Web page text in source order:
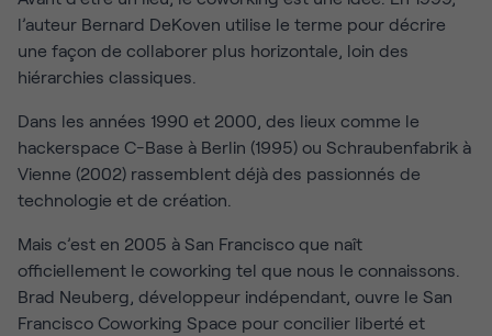
l’auteur Bernard DeKoven utilise le terme pour décrire
une façon de collaborer plus horizontale, loin des
hiérarchies classiques.
Dans les années 1990 et 2000, des lieux comme le
hackerspace C-Base à Berlin (1995) ou Schraubenfabrik à
Vienne (2002) rassemblent déjà des passionnés de
technologie et de création.
Mais c’est en 2005 à San Francisco que naît
officiellement le coworking tel que nous le connaissons.
Brad Neuberg, développeur indépendant, ouvre le San
Francisco Coworking Space pour concilier liberté et